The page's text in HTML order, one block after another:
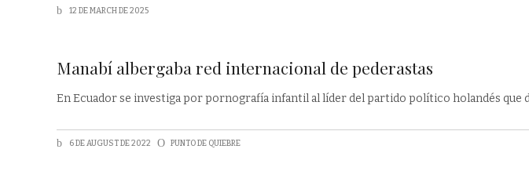
12 DE MARCH DE 2025
Manabí albergaba red internacional de pederastas
En Ecuador se investiga por pornografía infantil al líder del partido político holandés que
6 DE AUGUST DE 2022 PUNTO DE QUIEBRE